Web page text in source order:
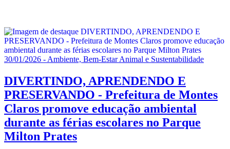
30/01/2026 - Ambiente, Bem-Estar Animal e Sustentabilidade
DIVERTINDO, APRENDENDO E
PRESERVANDO - Prefeitura de Montes
Claros promove educação ambiental
durante as férias escolares no Parque
Milton Prates